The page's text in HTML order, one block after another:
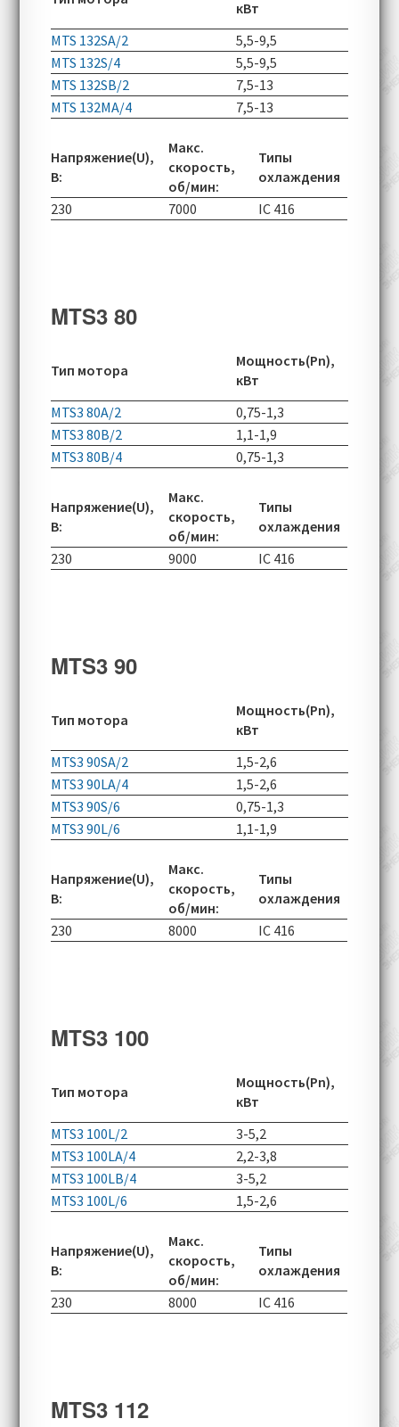
кВт
MTS 132SA/2
5,5-9,5
MTS 132S/4
5,5-9,5
MTS 132SB/2
7,5-13
MTS 132MA/4
7,5-13
Напряжение(U),
В:
Макс.
скорость,
об/мин:
Типы
охлаждения
230
7000 IC 416
MTS3 80
Тип мотора
Мощность(Pn),
кВт
MTS3 80A/2
0,75-1,3
MTS3 80B/2
1,1-1,9
MTS3 80B/4
0,75-1,3
Напряжение(U),
В:
Макс.
скорость,
об/мин:
Типы
охлаждения
230
9000 IC 416
MTS3 90
Тип мотора
Мощность(Pn),
кВт
MTS3 90SA/2
1,5-2,6
MTS3 90LA/4
1,5-2,6
MTS3 90S/6
0,75-1,3
MTS3 90L/6
1,1-1,9
Напряжение(U),
В:
Макс.
скорость,
об/мин:
Типы
охлаждения
230
8000 IC 416
MTS3 100
Тип мотора
Мощность(Pn),
кВт
MTS3 100L/2
3-5,2
MTS3 100LA/4
2,2-3,8
MTS3 100LB/4
3-5,2
MTS3 100L/6
1,5-2,6
Напряжение(U),
В:
Макс.
скорость,
об/мин:
Типы
охлаждения
230
8000 IC 416
MTS3 112